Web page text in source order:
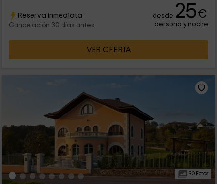
Reserva inmediata
Cancelación 30 días antes
desde 25€
persona y noche
VER OFERTA
90 Fotos